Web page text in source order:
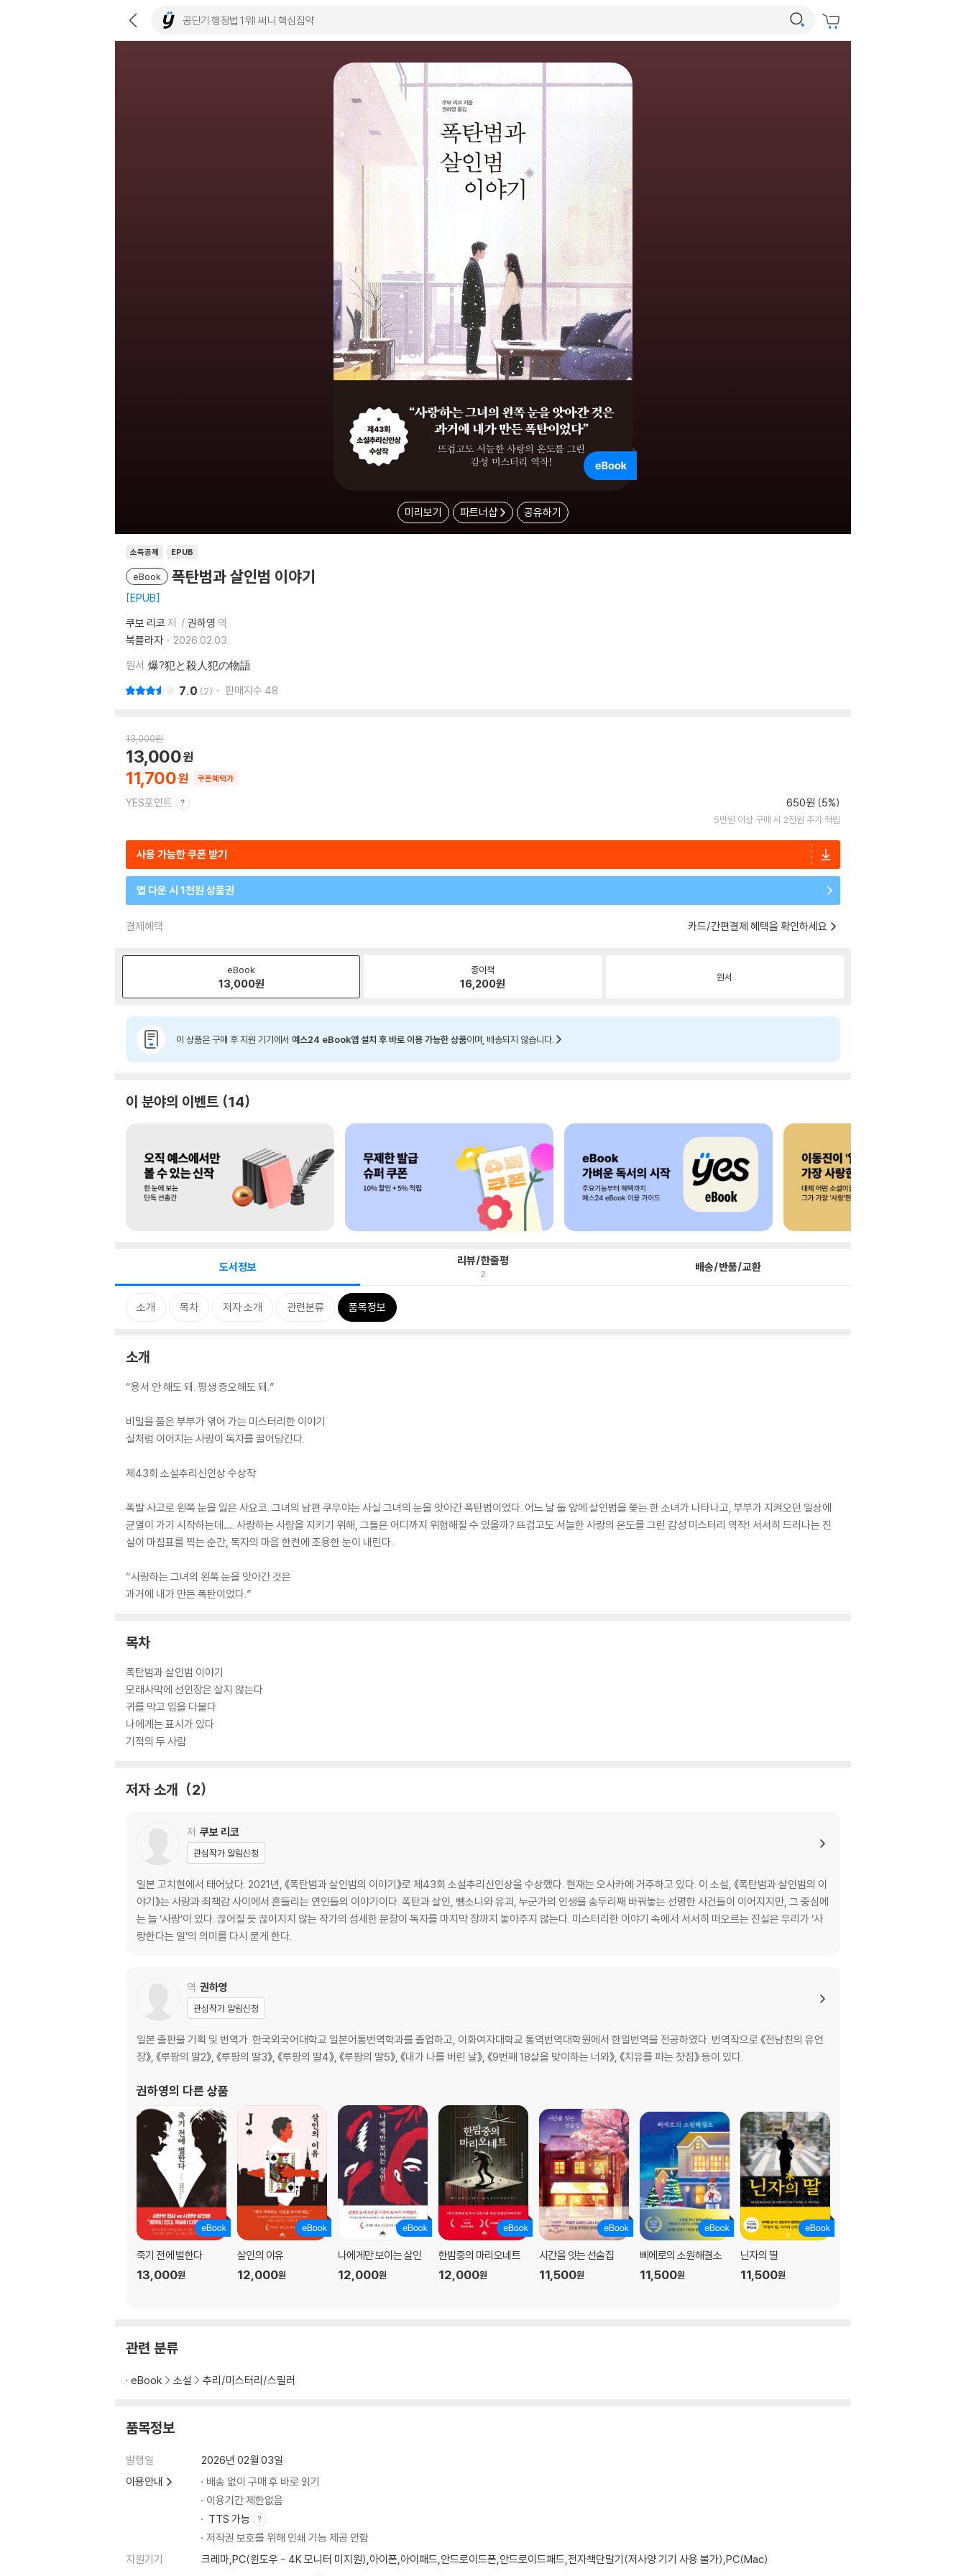
미리보기 파트너샵 공유하기
소득공제 EPUB
eBook 폭탄범과 살인범 이야기
EPUB
쿠보 리코 저 권하영 역
북플라자
2026.02.03.
원서 爆?犯と殺人犯の物語
7.0 2 판매지수 48
13,000원
11,700
13,000
쿠폰혜택가
YES포인트 650원 (5%)
5만원 이상 구매 시 2천원 추가 적립
사용 가능한 쿠폰 받기
앱 다운 시 1천원 상품권
결제혜택 카드/간편결제 혜택을 확인하세요
eBook
13,000원
종이책
16,200원 원서
이 상품은 구매 후 지원 기기에서 예스24 eBook앱 설치 후 바로 이용 가능한 상품이며, 배송되지 않습니다.
이 분야의 이벤트 14
도서정보 리뷰/한줄평
2 배송/반품/교환
소개 목차 저자 소개 관련분류 품목정보
소개
“용서 안 해도 돼. 평생 증오해도 돼.”
비밀을 품은 부부가 엮어 가는 미스터리한 이야기
실처럼 이어지는 사랑이 독자를 끌어당긴다.
제43회 소설추리신인상 수상작
폭발 사고로 왼쪽 눈을 잃은 사요코. 그녀의 남편 쿠우야는 사실 그녀의 눈을 앗아간 폭탄범이었다. 어느 날 둘 앞에 살인범을 쫓는 한 소녀가 나타나고, 부부가 지켜오던 일상에
균열이 가기 시작하는데…. 사랑하는 사람을 지키기 위해, 그들은 어디까지 위험해질 수 있을까? 뜨겁고도 서늘한 사랑의 온도를 그린 감성 미스터리 역작! 서서히 드러나는 진
실이 마침표를 찍는 순간, 독자의 마음 한켠에 조용한 눈이 내린다.
“사랑하는 그녀의 왼쪽 눈을 앗아간 것은
과거에 내가 만든 폭탄이었다.”
목차
폭탄범과 살인범 이야기
모래사막에 선인장은 살지 않는다
귀를 막고 입을 다물다
나에게는 표시가 있다
기적의 두 사람
저자 소개 2
저 쿠보 리코
관심작가 알림신청
일본 고치현에서 태어났다. 2021년, 《폭탄범과 살인범의 이야기》로 제43회 소설추리신인상을 수상했다. 현재는 오사카에 거주하고 있다. 이 소설, 《폭탄범과 살인범의 이
야기》는 사랑과 죄책감 사이에서 흔들리는 연인들의 이야기이다. 폭탄과 살인, 뺑소니와 유괴, 누군가의 인생을 송두리째 바꿔놓는 선명한 사건들이 이어지지만, 그 중심에
는 늘 ‘사랑’이 있다. 끊어질 듯 끊어지지 않는 작가의 섬세한 문장이 독자를 마지막 장까지 놓아주지 않는다. 미스터리한 이야기 속에서 서서히 떠오르는 진실은 우리가 ‘사
랑한다는 일’의 의미를 다시 묻게 한다.
역 권하영
관심작가 알림신청
일본 출판물 기획 및 번역가. 한국외국어대학교 일본어통번역학과를 졸업하고, 이화여자대학교 통역번역대학원에서 한일번역을 전공하였다. 번역작으로 《전남친의 유언
장》, 《루팡의 딸2》, 《루팡의 딸3》, 《루팡의 딸4》, 《루팡의 딸5》, 《내가 나를 버린 날》, 《9번째 18살을 맞이하는 너와》, 《치유를 파는 찻집》 등이 있다.
권하영의 다른 상품
죽기 전에 벌한다
13,000원
살인의 이유
12,000원
나에게만 보이는 살인
12,000원
한밤중의 마리오네트
12,000원
시간을 잇는 선술집
11,500원
삐에로의 소원해결소
11,500원
닌자의 딸
11,500원
관련 분류
eBook 소설 추리/미스터리/스릴러
품목정보
발행일
2026년 02월 03일
이용안내
배송 없이 구매 후 바로 읽기
이용기간 제한없음
TTS 가능
저작권 보호를 위해 인쇄 기능 제공 안함
지원기기
크레마,PC(윈도우 - 4K 모니터 미지원),아이폰,아이패드,안드로이드폰,안드로이드패드,전자책단말기(저사양 기기 사용 불가),PC(Mac)